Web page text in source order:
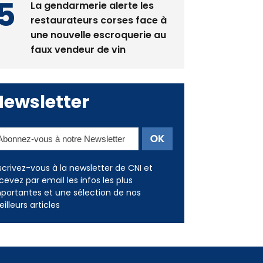
La gendarmerie alerte les
restaurateurs corses face à
une nouvelle escroquerie au
faux vendeur de vin
vous à la newsletter de CNI et
par email les infos les plus
et une sélection de nos
articles